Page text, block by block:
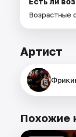
Возрастные
Артист
Похожие